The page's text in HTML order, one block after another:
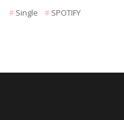
Single
SPOTIFY